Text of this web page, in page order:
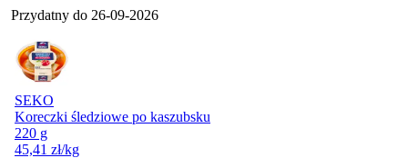
Przydatny do 26-09-2026
SEKO
Koreczki śledziowe po kaszubsku
220 g
45,41 zł/kg